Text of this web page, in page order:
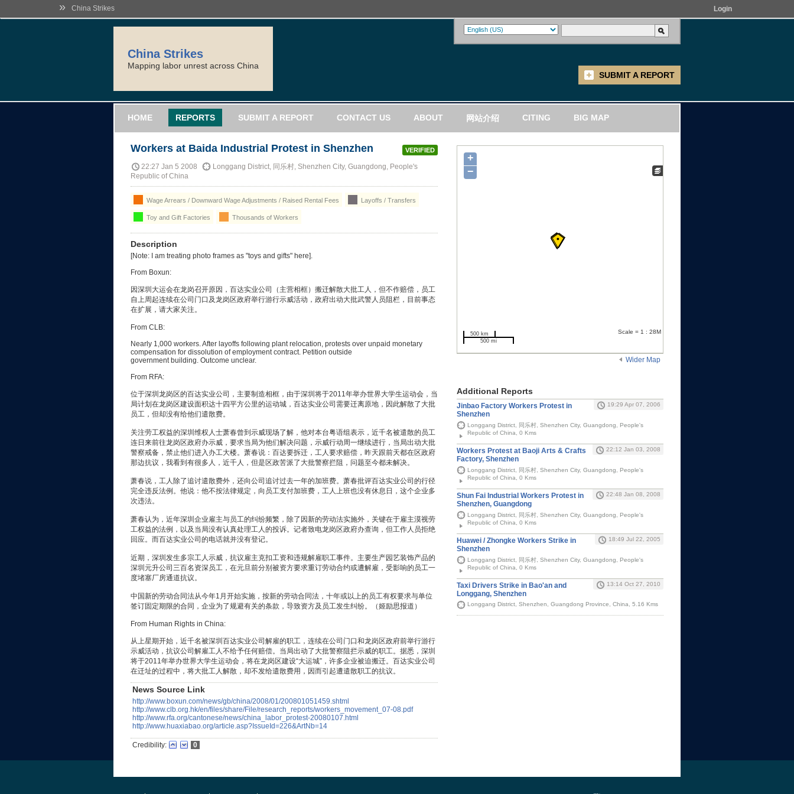
» China Strikes Login
China Strikes
Mapping labor unrest across China
SUBMIT A REPORT
HOME REPORTS SUBMIT A REPORT CONTACT US ABOUT 网站介绍 CITING BIG MAP
VERIFIED
Workers at Baida Industrial Protest in Shenzhen
22:27 Jan 5 2008
Longgang District, 同乐村, Shenzhen City, Guangdong, People's
Republic of China
Wage Arrears / Downward Wage Adjustments / Raised Rental Fees Layoffs / Transfers
Toy and Gift Factories Thousands of Workers
Description
[Note: I am treating photo frames as "toys and gifts" here].
From Boxun:
因深圳大运会在龙岗召开原因，百达实业公司（主营相框）搬迁解散大批工人，但不作赔偿，员工
自上周起连续在公司门口及龙岗区政府举行游行示威活动，政府出动大批武警人员阻栏，目前事态
在扩展，请大家关注。
From CLB:
Nearly 1,000 workers. After layoffs following plant relocation, protests over unpaid monetary
compensation for dissolution of employment contract. Petition outside
government building. Outcome unclear.
From RFA:
位于深圳龙岗区的百达实业公司，主要制造相框，由于深圳将于2011年举办世界大学生运动会，当
局计划在龙岗区建设面积达十四平方公里的运动城，百达实业公司需要迁离原地，因此解散了大批
员工，但却没有给他们遣散费。
关注劳工权益的深圳维权人士萧春曾到示威现场了解，他对本台粤语组表示，近千名被遣散的员工
连日来前往龙岗区政府办示威，要求当局为他们解决问题，示威行动周一继续进行，当局出动大批
警察戒备，禁止他们进入办工大楼。萧春说：百达要拆迁，工人要求赔偿，昨天跟前天都在区政府
那边抗议，我看到有很多人，近千人，但是区政苦派了大批警察拦阻，问题至今都未解决。
萧春说，工人除了追讨遣散费外，还向公司追讨过去一年的加班费。萧春批评百达实业公司的行径
完全违反法例。他说：他不按法律规定，向员工支付加班费，工人上班也没有休息日，这个企业多
次违法。
萧春认为，近年深圳企业雇主与员工的纠纷频繁，除了因新的劳动法实施外，关键在于雇主漠视劳
工权益的法例，以及当局没有认真处理工人的投诉。记者致电龙岗区政府办查询，但工作人员拒绝
回应。而百达实业公司的电话就并没有登记。
近期，深圳发生多宗工人示威，抗议雇主克扣工资和违规解雇职工事件。主要生产园艺装饰产品的
深圳元升公司三百名资深员工，在元旦前分别被资方要求重订劳动合约或遭解雇，受影响的员工一
度堵塞厂房通道抗议。
中国新的劳动合同法从今年1月开始实施，按新的劳动合同法，十年或以上的员工有权要求与单位
签订固定期限的合同，企业为了规避有关的条款，导致资方及员工发生纠纷。（姬励思报道）
From Human Rights in China:
从上星期开始，近千名被深圳百达实业公司解雇的职工，连续在公司门口和龙岗区政府前举行游行
示威活动，抗议公司解雇工人不给予任何赔偿。当局出动了大批警察阻拦示威的职工。据悉，深圳
将于2011年举办世界大学生运动会，将在龙岗区建设“大运城”，许多企业被迫搬迁。百达实业公司
在迁址的过程中，将大批工人解散，却不发给遣散费用，因而引起遭遣散职工的抗议。
News Source Link
http://www.boxun.com/news/gb/china/2008/01/200801051459.shtml
http://www.clb.org.hk/en/files/share/File/research_reports/workers_movement_07-08.pdf
http://www.rfa.org/cantonese/news/china_labor_protest-20080107.html
http://www.huaxiabao.org/article.asp?IssueId=226&ArtNb=14
Credibility: 0
+
−
500 km
500 mi
Scale = 1 : 28M
Wider Map
Additional Reports
Jinbao Factory Workers Protest in
Shenzhen
19:29 Apr 07, 2006
Longgang District, 同乐村, Shenzhen City, Guangdong, People's
Republic of China, 0 Kms
Workers Protest at Baoji Arts & Crafts
Factory, Shenzhen
22:12 Jan 03, 2008
Longgang District, 同乐村, Shenzhen City, Guangdong, People's
Republic of China, 0 Kms
Shun Fai Industrial Workers Protest in
Shenzhen, Guangdong
22:48 Jan 08, 2008
Longgang District, 同乐村, Shenzhen City, Guangdong, People's
Republic of China, 0 Kms
Huawei / Zhongke Workers Strike in
Shenzhen
18:49 Jul 22, 2005
Longgang District, 同乐村, Shenzhen City, Guangdong, People's
Republic of China, 0 Kms
Taxi Drivers Strike in Bao'an and
Longgang, Shenzhen
13:14 Oct 27, 2010
Longgang District, Shenzhen, Guangdong Province, China, 5.16 Kms